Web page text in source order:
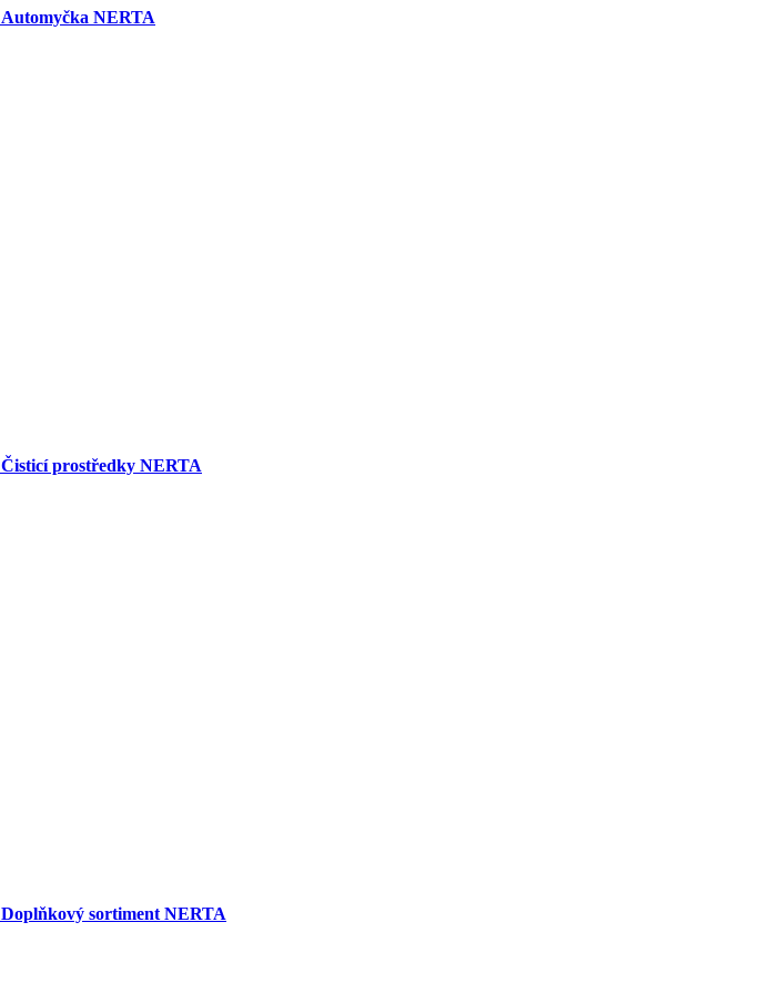
Automyčka NERTA
Čisticí prostředky NERTA
Doplňkový sortiment NERTA